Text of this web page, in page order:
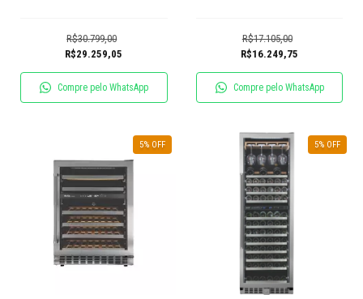
R$30.799,00
R$29.259,05
Compre pelo WhatsApp
R$17.105,00
R$16.249,75
Compre pelo WhatsApp
5% OFF 5% OFF